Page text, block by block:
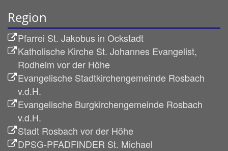
Region
Pfarrei St. Jakobus in Ockstadt
Katholische Kirche St. Johannes Evangelist,
Rodheim vor der Höhe
Evangelische Stadtkirchengemeinde Rosbach
v.d.H.
Evangelische Burgkirchengemeinde Rosbach
v.d.H.
Stadt Rosbach vor der Höhe
DPSG-PFADFINDER St. Michael